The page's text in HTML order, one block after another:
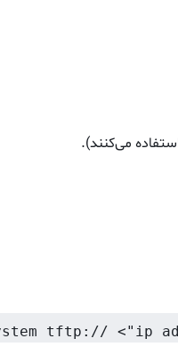
tftp:// <"ip